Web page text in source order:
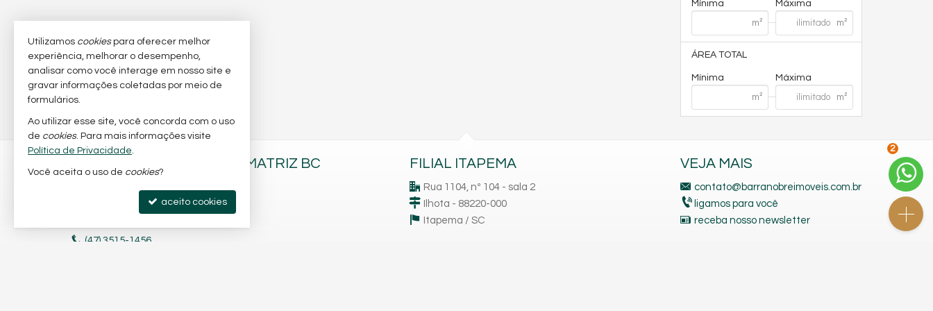
Mínima Máxima
ÁREA TOTAL
Mínima Máxima
BARRA NOBRE IMÓVEIS - MATRIZ BC
Centro - 88330-834
(47) 3515-1456
FILIAL ITAPEMA
Rua 1104, nº 104 - sala 2
Ilhota - 88220-000
Itapema / SC
VEJA MAIS
contato@barranobreimoveis.com.br
ligamos para você
receba nosso newsletter
2
Utilizamos cookiespara oferecer melhor
experiência, melhorar o desempenho,
analisar como você interage em nosso site e
gravar informações coletadas por meio de
formulários.
Ao utilizar esse site, você concorda com o uso
de cookies. Para mais informações visite
Política de Privacidade.
Você aceita o uso de cookies?
aceito cookies